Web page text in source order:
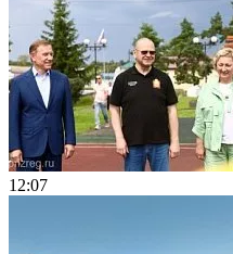
12:07